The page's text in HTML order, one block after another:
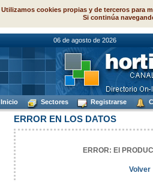
Utilizamos cookies propias y de terceros para
Si continúa
06 de agosto
Inicio Sectores Registrarse
ERROR EN LOS DATOS
ERROR: El
Volver